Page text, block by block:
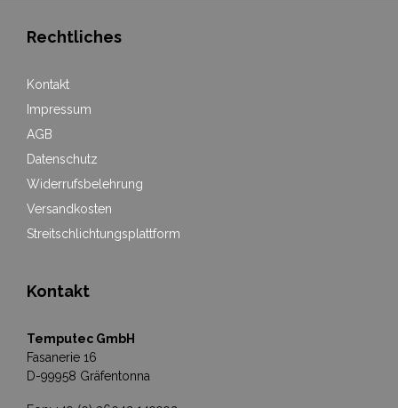
Rechtliches
Kontakt
Impressum
AGB
Datenschutz
Widerrufsbelehrung
Versandkosten
Streitschlichtungsplattform
Kontakt
Temputec GmbH
Fasanerie 16
D-99958 Gräfentonna